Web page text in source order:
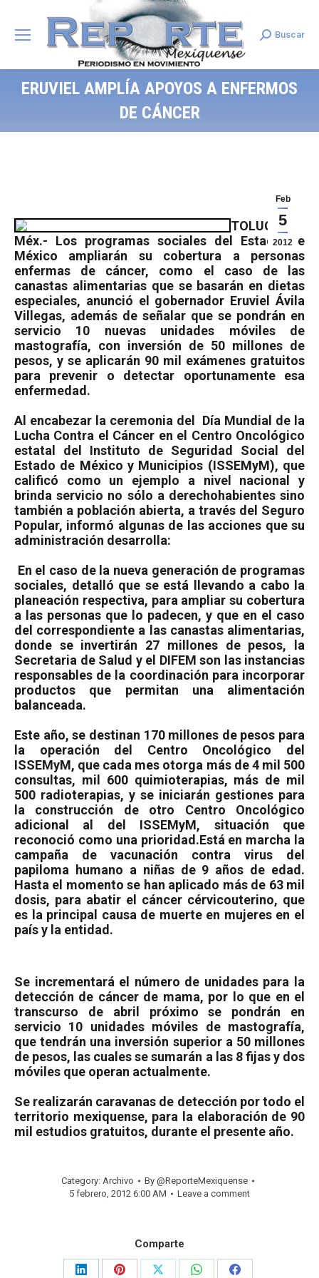
Search:
Buscar
ERUVIEL AMPLÍA APOYOS A ENFERMOS
DE CÁNCER
Feb
5
2012
TOLUCA,
Méx.- Los programas sociales del Estado de
México ampliarán su cobertura a personas
enfermas de cáncer, como el caso de las
canastas alimentarias que se basarán en dietas
especiales, anunció el gobernador Eruviel Ávila
Villegas, además de señalar que se pondrán en
servicio 10 nuevas unidades móviles de
mastografía, con inversión de 50 millones de
pesos, y se aplicarán 90 mil exámenes gratuitos
para prevenir o detectar oportunamente esa
enfermedad.
Al encabezar la ceremonia del
Día Mundial de la
Lucha Contra el Cáncer en el Centro Oncológico
estatal del Instituto de Seguridad Social del
Estado de México y Municipios (ISSEMyM), que
calificó como un ejemplo a nivel nacional y
brinda servicio no sólo a derechohabientes sino
también a población abierta, a través del Seguro
Popular, informó algunas de las acciones que su
administración desarrolla:
En el caso de la nueva generación de programas
sociales, detalló que se está llevando a cabo la
planeación respectiva, para ampliar su cobertura
a las personas que lo padecen, y que en el caso
del correspondiente a las canastas alimentarias,
donde se invertirán 27 millones de pesos, la
Secretaria de Salud y el DIFEM son las instancias
responsables de la coordinación para incorporar
productos que permitan una alimentación
balanceada.
Este año, se destinan 170 millones de pesos para
la operación del Centro Oncológico del
ISSEMyM, que cada mes otorga más de 4 mil 500
consultas, mil 600 quimioterapias, más de mil
500 radioterapias, y se iniciarán gestiones para
la construcción de otro Centro Oncológico
adicional al del ISSEMyM, situación que
reconoció como una prioridad.Está en marcha la
campaña de vacunación contra virus del
papiloma humano a niñas de 9 años de edad.
Hasta el momento se han aplicado más de 63 mil
dosis, para abatir el cáncer cérvicouterino, que
es la principal causa de muerte en mujeres en el
país y la entidad.
Se incrementará el número de unidades para la
detección de cáncer de mama, por lo que en el
transcurso de abril próximo se pondrán en
servicio 10 unidades móviles de mastografía,
que tendrán una inversión superior a 50 millones
de pesos, las cuales se sumarán a las 8 fijas y dos
móviles que operan actualmente.
Se realizarán caravanas de detección por todo el
territorio mexiquense, para la elaboración de 90
mil estudios gratuitos, durante el presente año.
Category: Archivo By @ReporteMexiquense
5 febrero, 2012 6:00 AM
Leave a comment
Comparte